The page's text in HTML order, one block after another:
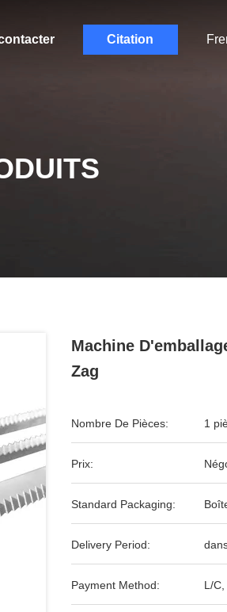
Citation
Machine
Zag
Nombre De Pièces: 1
Prix:
Standard Packaging:
Delivery Period:
Payment Method: L/